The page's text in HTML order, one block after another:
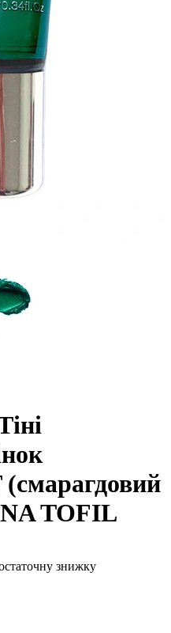
TOFIL
знижку